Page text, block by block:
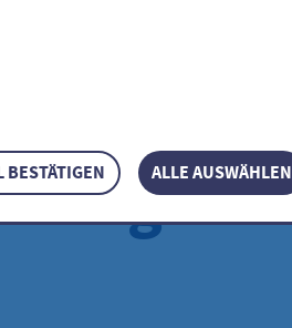
BESTÄTIGEN ALLE AUSWÄHLEN